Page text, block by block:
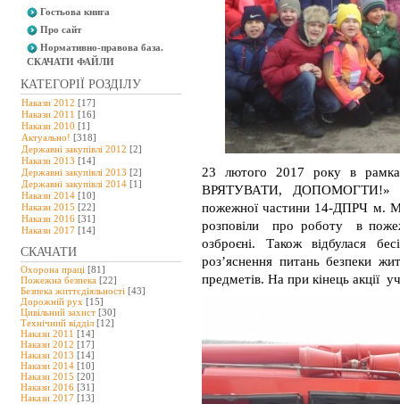
Гостьова книга
Про сайт
Нормативно-правова база.
СКАЧАТИ ФАЙЛИ
КАТЕГОРІЇ РОЗДІЛУ
Накази 2012 [17]
Накази 2011 [16]
Накази 2010 [1]
Актуально! [318]
Державні закупівлі 2012 [2]
Накази 2013 [14]
Державні закупівлі 2013 [2]
Державні закупівлі 2014 [1]
Накази 2014 [10]
Накази 2015 [22]
Накази 2016 [31]
Накази 2017 [14]
СКАЧАТИ
Охорона праці [81]
Пожежна безпека [22]
Безпека життєдіяльності [43]
Дорожній рух [15]
Цивільний захист [30]
Технічний відділ [12]
Накази 2011 [14]
Накази 2012 [17]
Накази 2013 [14]
Накази 2014 [10]
Накази 2015 [20]
Накази 2016 [31]
Накази 2017 [13]
23 лютого 2017 року в
ВРЯТУВАТИ, ДОПОМОГТИ!»
пожежної частини 14-ДПРЧ м.
розповіли про роботу в
озброєні. Також відбулася
роз’яснення питань безпеки
предметів. На при кінець акції